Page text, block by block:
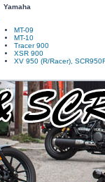
Yamaha
MT-09
MT-10
Tracer 900
XSR 900
XV 950 (R/Racer),